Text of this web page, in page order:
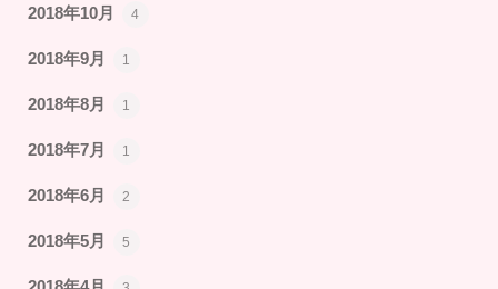
2018年10月 4
2018年9月 1
2018年8月 1
2018年7月 1
2018年6月 2
2018年5月 5